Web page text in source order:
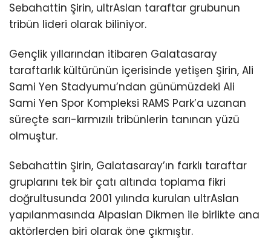
Sebahattin Şirin, ultrAslan taraftar grubunun
tribün lideri olarak biliniyor.
Gençlik yıllarından itibaren Galatasaray
taraftarlık kültürünün içerisinde yetişen Şirin, Ali
Sami Yen Stadyumu’ndan günümüzdeki Ali
Sami Yen Spor Kompleksi RAMS Park’a uzanan
süreçte sarı-kırmızılı tribünlerin tanınan yüzü
olmuştur.
Sebahattin Şirin, Galatasaray’ın farklı taraftar
gruplarını tek bir çatı altında toplama fikri
doğrultusunda 2001 yılında kurulan ultrAslan
yapılanmasında Alpaslan Dikmen ile birlikte ana
aktörlerden biri olarak öne çıkmıştır.